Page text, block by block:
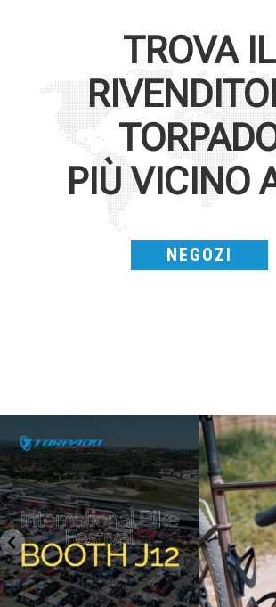
TROVA IL
PIÙ VICINO
NEGOZI
IBF sta per...
8 0
Kepler R è la